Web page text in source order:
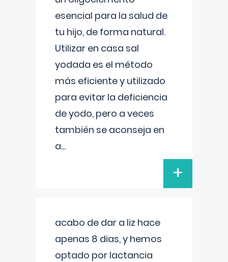
esencial para la salud de
tu hijo, de forma natural.
Utilizar en casa sal
yodada es el método
más eficiente y utilizado
para evitar la deficiencia
de yodo, pero a veces
también se aconseja en
a...
+
acabo de dar a liz hace
apenas 8 dias, y hemos
optado por lactancia